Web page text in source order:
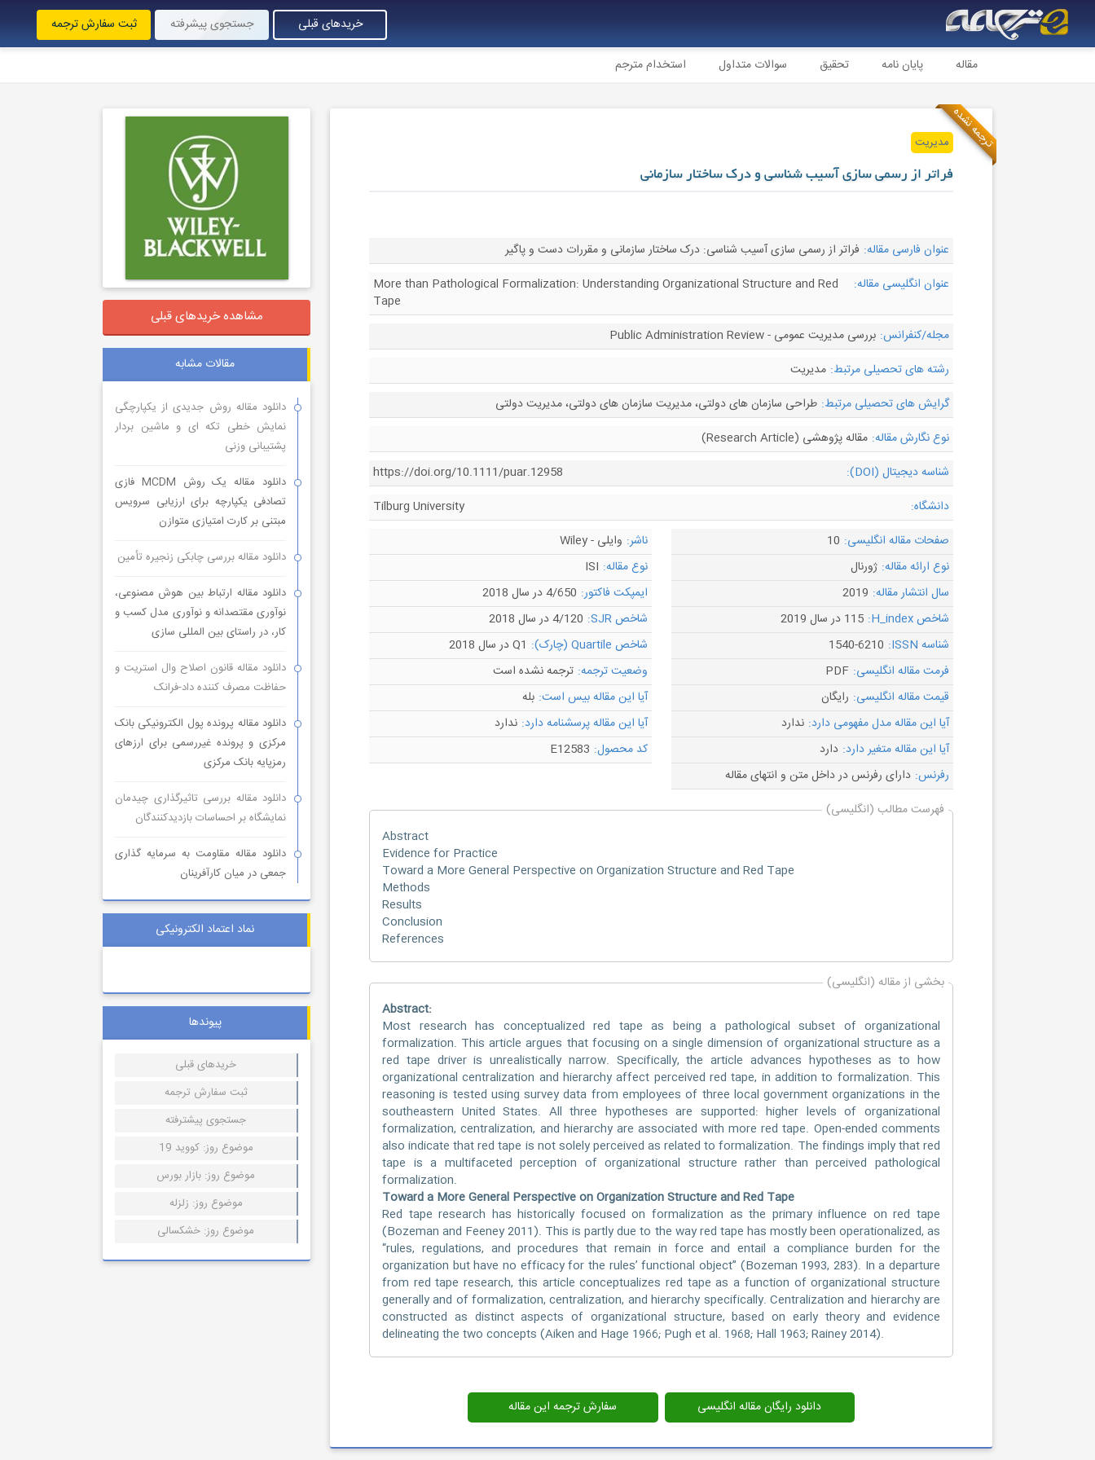
خریدهای قبلی جستجوی پیشرفته ثبت سفارش ترجمه
مقاله پایان نامه تحقیق سوالات متداول استخدام مترجم
ترجمه نشدهمدیریت
فراتر از رسمی سازی آسیب شناسی و درک ساختار سازمانی
عنوان فارسی مقاله: فراتر از رسمی سازی آسیب شناسی: درک ساختار سازمانی و مقررات دست و پاگیر
عنوان انگلیسی مقاله:
More than Pathological Formalization: Understanding Organizational Structure and Red
Tape
مجله/کنفرانس: بررسی مدیریت عمومی - Public Administration Review
رشته های تحصیلی مرتبط: مدیریت
گرایش های تحصیلی مرتبط: طراحی سازمان های دولتی، مدیریت سازمان های دولتی، مدیریت دولتی
نوع نگارش مقاله: مقاله پژوهشی (Research Article)
شناسه دیجیتال (DOI):
https://doi.org/10.1111/puar.12958
دانشگاه:
Tilburg University
صفحات مقاله انگلیسی: 10 ناشر: وایلی - Wiley
نوع ارائه مقاله: ژورنال نوع مقاله: ISI
سال انتشار مقاله: 2019 ایمپکت فاکتور: 4/650 در سال 2018
شاخص H_index:
115 در سال 2019 شاخص SJR:
4/120 در سال 2018
شناسه ISSN:
1540-6210 شاخص Quartile (چارک):
Q1 در سال 2018
فرمت مقاله انگلیسی: PDF وضعیت ترجمه: ترجمه نشده است
قیمت مقاله انگلیسی: رایگان آیا این مقاله بیس است: بله
آیا این مقاله مدل مفهومی دارد: ندارد آیا این مقاله پرسشنامه دارد: ندارد
آیا این مقاله متغیر دارد: دارد کد محصول: E12583
رفرنس: دارای رفرنس در داخل متن و انتهای مقاله
فهرست مطالب (انگلیسی)
Abstract
Evidence for Practice
Toward a More General Perspective on Organization Structure and Red Tape
Methods
Results
Conclusion
References
بخشی از مقاله (انگلیسی)
Abstract:
Most research has conceptualized red tape as being a pathological subset of organizational
formalization. This article argues that focusing on a single dimension of organizational structure as a
red tape driver is unrealistically narrow. Specifically, the article advances hypotheses as to how
organizational centralization and hierarchy affect perceived red tape, in addition to formalization. This
reasoning is tested using survey data from employees of three local government organizations in the
southeastern United States. All three hypotheses are supported: higher levels of organizational
formalization, centralization, and hierarchy are associated with more red tape. Open-ended comments
also indicate that red tape is not solely perceived as related to formalization. The findings imply that red
tape is a multifaceted perception of organizational structure rather than perceived pathological
formalization.
Toward a More General Perspective on Organization Structure and Red Tape
Red tape research has historically focused on formalization as the primary influence on red tape
(Bozeman and Feeney 2011). This is partly due to the way red tape has mostly been operationalized, as
“rules, regulations, and procedures that remain in force and entail a compliance burden for the
organization but have no efficacy for the rules’ functional object” (Bozeman 1993, 283). In a departure
from red tape research, this article conceptualizes red tape as a function of organizational structure
generally and of formalization, centralization, and hierarchy specifically. Centralization and hierarchy are
constructed as distinct aspects of organizational structure, based on early theory and evidence
delineating the two concepts (Aiken and Hage 1966; Pugh et al. 1968; Hall 1963; Rainey 2014).
دانلود رایگان مقاله انگلیسی سفارش ترجمه این مقاله
مشاهده خریدهای قبلی
مقالات مشابه
دانلود مقاله روش جدیدی از یکپارچگی
نمایش خطی تکه ای و ماشین بردار
پشتیبانی وزنی
دانلود مقاله یک روش MCDM فازی
تصادفی یکپارچه برای ارزیابی سرویس
مبتنی بر کارت امتیازی متوازن
دانلود مقاله بررسی چابکی زنجیره تأمین
دانلود مقاله ارتباط بین هوش مصنوعی،
نوآوری مقتصدانه و نوآوری مدل کسب و
کار، در راستای بین المللی سازی
دانلود مقاله قانون اصلاح وال استریت و
حفاظت مصرف کننده داد-فرانک
دانلود مقاله پرونده پول الکترونیکی بانک
مرکزی و پرونده غیررسمی برای ارزهای
رمزپایه بانک مرکزی
دانلود مقاله بررسی تاثیرگذاری چیدمان
نمایشگاه بر احساسات بازدیدکنندگان
دانلود مقاله مقاومت به سرمایه گذاری
جمعی در میان کارآفرینان
نماد اعتماد الکترونیکی
پیوندها
خریدهای قبلی
ثبت سفارش ترجمه
جستجوی پیشترفته
موضوع روز: کووید 19
موضوع روز: بازار بورس
موضوع روز: زلزله
موضوع روز: خشکسالی